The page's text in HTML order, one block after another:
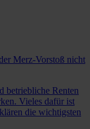
Merz-Vorstoß nicht
betriebliche Renten
Vieles dafür ist
die wichtigsten